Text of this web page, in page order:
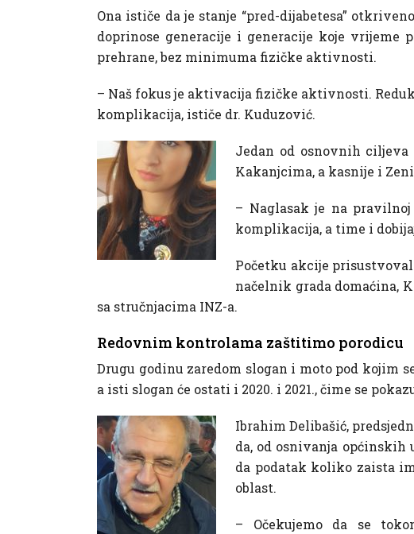
Ona ističe da je stanje “pred-dijabetesa”
doprinose generacije i generacije koje
prehrane, bez minimuma fizičke aktivnosti.
– Naš fokus je aktivacija fizičke aktivnosti.
komplikacija, ističe dr. Kuduzović.
Jedan od osnovnih
Kakanjcima, a kasnije i
– Naglasak je na
komplikacija, a time i
Početku akcije
načelnik grada domaćina,
sa stručnjacima INZ-a.
Redovnim kontrolama zaštitimo porodicu
Drugu godinu zaredom slogan i moto pod kojim
a isti slogan će ostati i 2020. i 2021., čime se
Ibrahim Delibašić,
da, od osnivanja općinskih
da podatak koliko zaista
oblast.
– Očekujemo da se